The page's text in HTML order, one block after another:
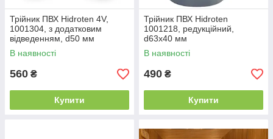
Трійник ПВХ Hidroten 4V,
1001304, з додатковим
відведенням, d50 мм
В наявності
560 ₴
Купити
Трійник ПВХ Hidroten
1001218, редукційний,
d63x40 мм
В наявності
490 ₴
Купити